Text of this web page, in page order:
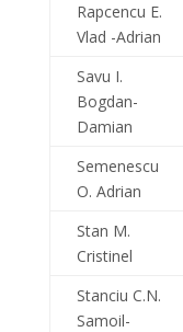
Rapcencu E.
Vlad -Adrian
Savu I.
Bogdan-
Damian
Semenescu
O. Adrian
Stan M.
Cristinel
Stanciu C.N.
Samoil-